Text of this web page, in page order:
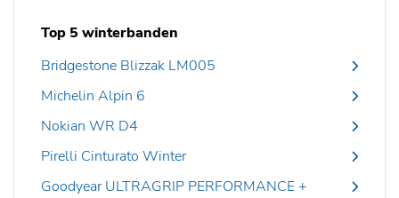
Top 5 winterbanden
Bridgestone Blizzak LM005
Michelin Alpin 6
Nokian WR D4
Pirelli Cinturato Winter
Goodyear ULTRAGRIP PERFORMANCE +